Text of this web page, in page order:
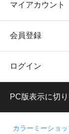
マイアカウント
会員登録
ログイン
PC版表示に切
カラーミーショ